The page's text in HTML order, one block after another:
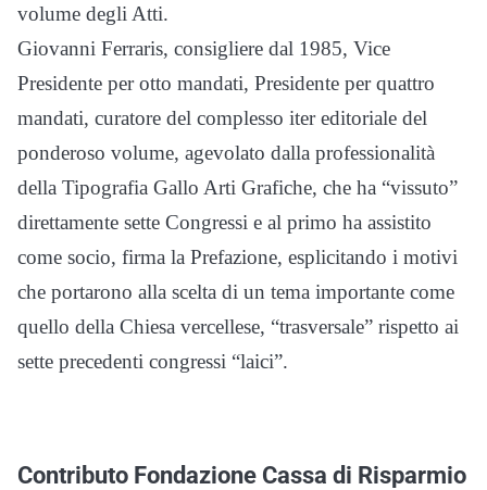
volume degli Atti.
Giovanni Ferraris, consigliere dal 1985, Vice
Presidente per otto mandati, Presidente per quattro
mandati, curatore del complesso iter editoriale del
ponderoso volume, agevolato dalla professionalità
della Tipografia Gallo Arti Grafiche, che ha “vissuto”
direttamente sette Congressi e al primo ha assistito
come socio, firma la Prefazione, esplicitando i motivi
che portarono alla scelta di un tema importante come
quello della Chiesa vercellese, “trasversale” rispetto ai
sette precedenti congressi “laici”.
Contributo Fondazione Cassa di Risparmio